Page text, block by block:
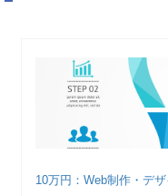
10万円：Web制作・デ